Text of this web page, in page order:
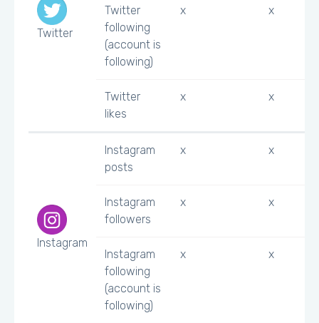
Twitter
Twitter
following
(account is
following)
x x
Twitter
likes
x x
Instagram
Instagram
posts
x x
Instagram
followers
x x
Instagram
following
(account is
following)
x x